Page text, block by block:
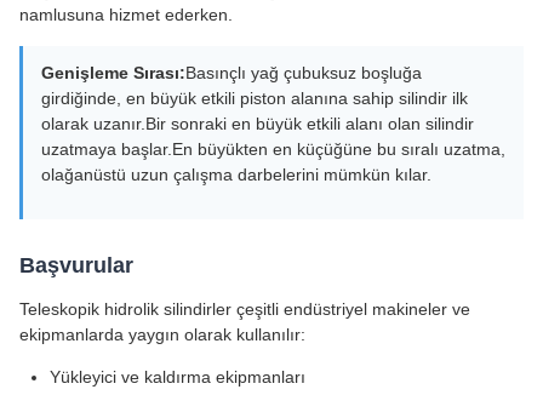
namlusuna hizmet ederken.
Genişleme Sırası:Basınçlı yağ çubuksuz boşluğa
girdiğinde, en büyük etkili piston alanına sahip silindir ilk
olarak uzanır.Bir sonraki en büyük etkili alanı olan silindir
uzatmaya başlar.En büyükten en küçüğüne bu sıralı uzatma,
olağanüstü uzun çalışma darbelerini mümkün kılar.
Başvurular
Teleskopik hidrolik silindirler çeşitli endüstriyel makineler ve
ekipmanlarda yaygın olarak kullanılır:
Yükleyici ve kaldırma ekipmanları